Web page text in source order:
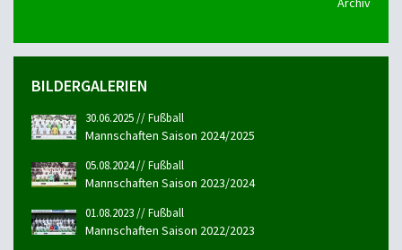
BILDERGALERIEN
30.06.2025 // Fußball
Mannschaften Saison 2024/2025
05.08.2024 // Fußball
Mannschaften Saison 2023/2024
01.08.2023 // Fußball
Mannschaften Saison 2022/2023